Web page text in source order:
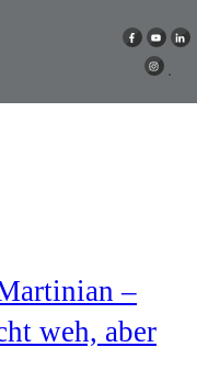
–
weh, aber